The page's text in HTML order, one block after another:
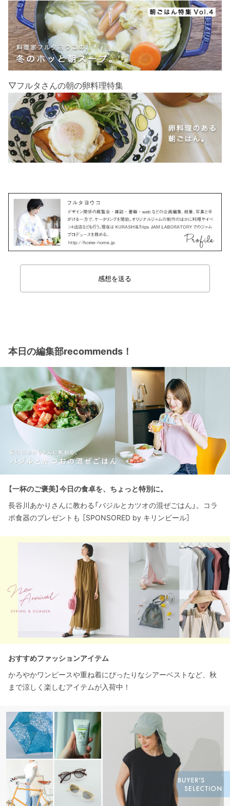
▽フルタさんの朝の卵料理特集
感想を送る
本日の編集部recommends！
【一杯のご褒美】今日の食卓を、ちょっと特別に。
長谷川あかりさんに教わる「バジルとカツオの混ぜごはん」。コラ
ボ食器のプレゼントも ［SPONSORED by キリンビール］
おすすめファッションアイテム
かろやかワンピースや重ね着にぴったりなシアーベストなど、秋
まで涼しく楽しむアイテムが入荷中！